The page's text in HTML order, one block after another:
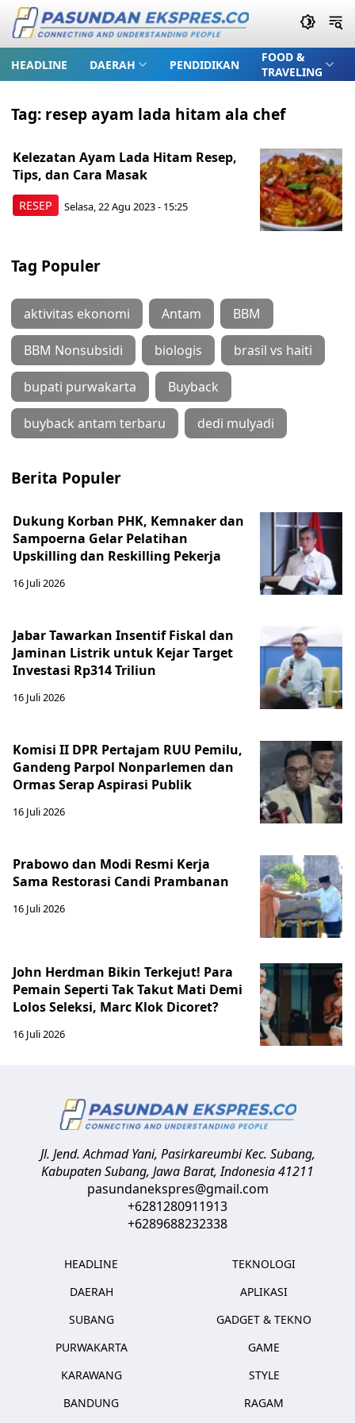
HEADLINE DAERAH PENDIDIKAN
FOOD &
TRAVELING
Tag: resep ayam lada hitam ala chef
RESEP
Kelezatan Ayam Lada Hitam Resep,
Tips, dan Cara Masak
Selasa, 22 Agu 2023 - 15:25
Tag Populer
aktivitas ekonomi Antam BBM
BBM Nonsubsidi biologis brasil vs haiti
bupati purwakarta Buyback
buyback antam terbaru dedi mulyadi
Berita Populer
Dukung Korban PHK, Kemnaker dan
Sampoerna Gelar Pelatihan
Upskilling dan Reskilling Pekerja
16 Juli 2026
Jabar Tawarkan Insentif Fiskal dan
Jaminan Listrik untuk Kejar Target
Investasi Rp314 Triliun
16 Juli 2026
Komisi II DPR Pertajam RUU Pemilu,
Gandeng Parpol Nonparlemen dan
Ormas Serap Aspirasi Publik
16 Juli 2026
Prabowo dan Modi Resmi Kerja
Sama Restorasi Candi Prambanan
16 Juli 2026
John Herdman Bikin Terkejut! Para
Pemain Seperti Tak Takut Mati Demi
Lolos Seleksi, Marc Klok Dicoret?
16 Juli 2026
Jl. Jend. Achmad Yani, Pasirkareumbi Kec. Subang,
Kabupaten Subang, Jawa Barat,Indonesia41211
pasundanekspres@gmail.com
+6281280911913
+6289688232338
HEADLINE
DAERAH
SUBANG
PURWAKARTA
KARAWANG
BANDUNG
TEKNOLOGI
APLIKASI
GADGET & TEKNO
GAME
STYLE
RAGAM